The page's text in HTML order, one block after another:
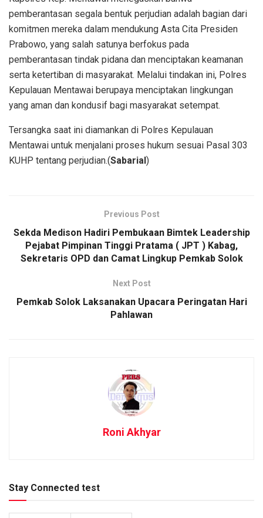
pemberantasan segala bentuk perjudian adalah bagian dari
komitmen mereka dalam mendukung Asta Cita Presiden
Prabowo, yang salah satunya berfokus pada
pemberantasan tindak pidana dan menciptakan keamanan
serta ketertiban di masyarakat. Melalui tindakan ini, Polres
Kepulauan Mentawai berupaya menciptakan lingkungan
yang aman dan kondusif bagi masyarakat setempat.
Tersangka saat ini diamankan di Polres Kepulauan
Mentawai untuk menjalani proses hukum sesuai Pasal 303
KUHP tentang perjudian.(Sabarial)
Previous Post
Sekda Medison Hadiri Pembukaan Bimtek Leadership
Pejabat Pimpinan Tinggi Pratama ( JPT ) Kabag,
Sekretaris OPD dan Camat Lingkup Pemkab Solok
Next Post
Pemkab Solok Laksanakan Upacara Peringatan Hari
Pahlawan
Roni Akhyar
Stay Connected test